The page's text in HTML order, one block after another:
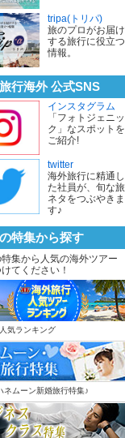
tripa(トリパ)
旅のプロがお届け
する旅行に役立つ
情報。
行海外 公式SNS
インスタグラム
「フォトジェニッ
ク」なスポットを
ご紹介!
twitter
海外旅行に精通し
た社員が、旬な旅
ネタをつぶやきま
す♪
特集から探す
特集から人気の海外ツアー
てください！
気ランキング
ネムーン新婚旅行特集♪